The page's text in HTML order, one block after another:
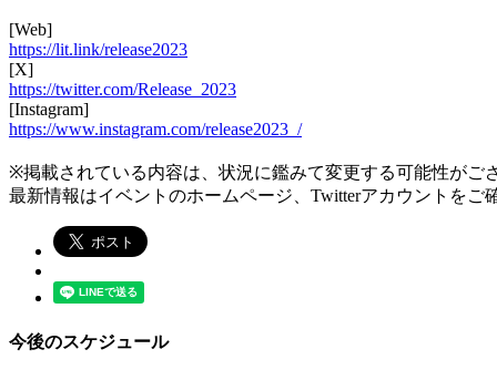
[Web]
https://lit.link/release2023
[X]
https://twitter.com/Release_2023
[Instagram]
https://www.instagram.com/release2023_/
※掲載されている内容は、状況に鑑みて変更する可能性がご
最新情報はイベントのホームページ、Twitterアカウントをご
今後のスケジュール